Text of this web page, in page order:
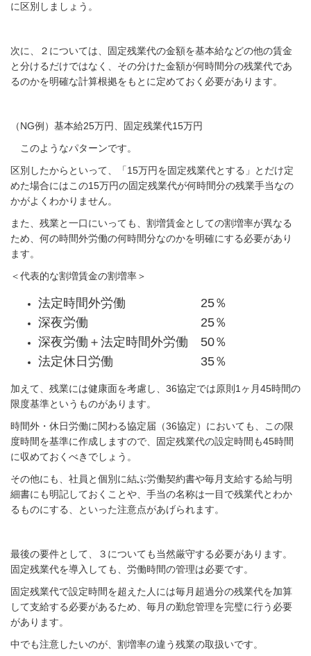
に区別しましょう。
次に、２については、固定残業代の金額を基本給などの他の賃金
と分けるだけではなく、その分けた金額が何時間分の残業代であ
るのかを明確な計算根拠をもとに定めておく必要があります。
（NG例）基本給25万円、固定残業代15万円
このようなパターンです。
区別したからといって、「15万円を固定残業代とする」とだけ定
めた場合にはこの15万円の固定残業代が何時間分の残業手当なの
かがよくわかりません。
また、残業と一口にいっても、割増賃金としての割増率が異なる
ため、何の時間外労働の何時間分なのかを明確にする必要があり
ます。
＜代表的な割増賃金の割増率＞
法定時間外労働 25％
深夜労働 25％
深夜労働＋法定時間外労働 50％
法定休日労働 35％
加えて、残業には健康面を考慮し、36協定では原則1ヶ月45時間の
限度基準というものがあります。
時間外・休日労働に関わる協定届（36協定）においても、この限
度時間を基準に作成しますので、固定残業代の設定時間も45時間
に収めておくべきでしょう。
その他にも、社員と個別に結ぶ労働契約書や毎月支給する給与明
細書にも明記しておくことや、手当の名称は一目で残業代とわか
るものにする、といった注意点があげられます。
最後の要件として、３についても当然厳守する必要があります。
固定残業代を導入しても、労働時間の管理は必要です。
固定残業代で設定時間を超えた人には毎月超過分の残業代を加算
して支給する必要があるため、毎月の勤怠管理を完璧に行う必要
があります。
中でも注意したいのが、割増率の違う残業の取扱いです。